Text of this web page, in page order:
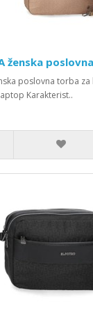
ženska
poslovna torba
Karakterist..